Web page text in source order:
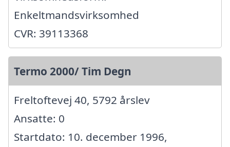
Enkeltmandsvirksomhed
CVR: 39113368
Termo 2000/ Tim Degn
Freltoftevej 40, 5792 årslev
Ansatte: 0
Startdato: 10. december 1996,